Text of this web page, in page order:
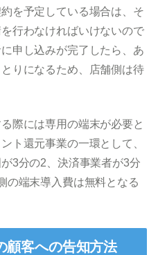
を予定している場合は、そ
行わなければいけないので
申し込みが完了したら、あ
りになるため、店舗側は待
際には専用の端末が必要と
ト還元事業の一環として、
3分の2、決済事業者が3分
の端末導入費は無料となる
顧客への告知方法